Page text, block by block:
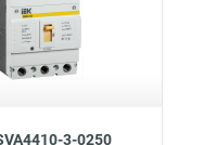
3-0250